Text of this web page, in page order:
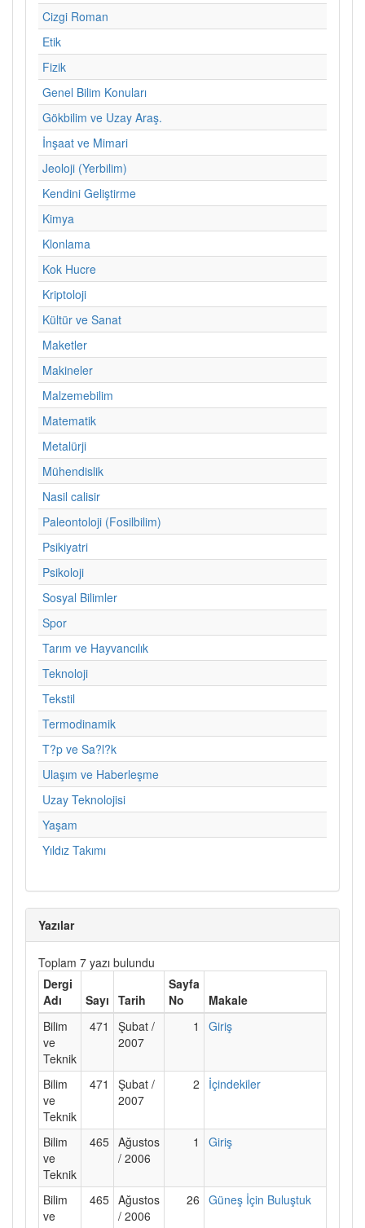
Cizgi Roman
Etik
Fizik
Genel Bilim Konuları
Gökbilim ve Uzay Araş.
İnşaat ve Mimari
Jeoloji (Yerbilim)
Kendini Geliştirme
Kimya
Klonlama
Kok Hucre
Kriptoloji
Kültür ve Sanat
Maketler
Makineler
Malzemebilim
Matematik
Metalürji
Mühendislik
Nasil calisir
Paleontoloji (Fosilbilim)
Psikiyatri
Psikoloji
Sosyal Bilimler
Spor
Tarım ve Hayvancılık
Teknoloji
Tekstil
Termodinamik
T?p ve Sa?l?k
Ulaşım ve Haberleşme
Uzay Teknolojisi
Yaşam
Yıldız Takımı
Yazılar
Toplam 7 yazı bulundu
Dergi
Adı
Sayı Tarih
Sayfa
No
Makale
Bilim
ve
Teknik
471
Şubat /
2007
1 Giriş
Bilim
ve
Teknik
471
Şubat /
2007
2 İçindekiler
Bilim
ve
Teknik
465 Ağustos
/ 2006
1 Giriş
Bilim
ve
465 Ağustos
/ 2006
26 Güneş İçin Buluştuk